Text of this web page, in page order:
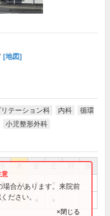
[地図]
リテーション科 内科
循環
小児整形外科
祝
● ● ●
● ●
場合があります。来院前
ださい。
×閉じる